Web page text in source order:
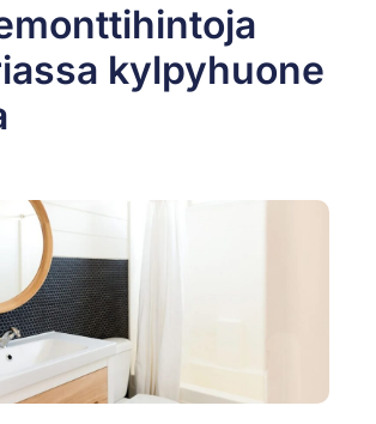
kylpyhuone